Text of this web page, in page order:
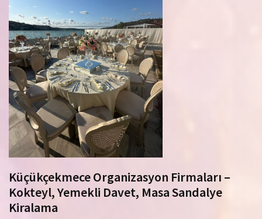
Küçükçekmece Organizasyon Firmaları –
Kokteyl, Yemekli Davet, Masa Sandalye
Kiralama